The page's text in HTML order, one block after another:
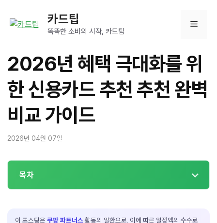
카드팁
똑똑한 소비의 시작, 카드팁
메
뉴
2026년 혜택 극대화를 위
한 신용카드 추천 추천 완벽
비교 가이드
2026년 04월 07일
목차
이 포스팅은 쿠팡 파트너스 활동의 일환으로, 이에 따른 일정액의 수수료